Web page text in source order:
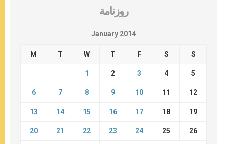
روزنامة
January 2014
M T W T F S S
1 2 3 4 5
6 7 8 9 10 11 12
13 14 15 16 17 18 19
20 21 22 23 24 25 26